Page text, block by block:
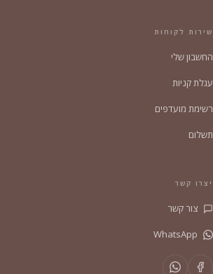
שירות לקוחות
החשבון שלי
עגלת קניות
רשימת מועדפים
תשלום
יצרו קשר
צור קשר